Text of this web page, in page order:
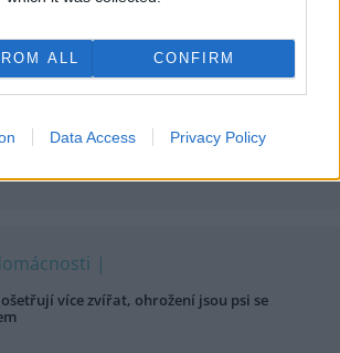
ALL CONFIRM
Data Access Privacy Policy
na obecní kanalizaci: musím?
výměnu starého plynového kotle?
domu z opuky?
více zvířat, ohrožení jsou psi se